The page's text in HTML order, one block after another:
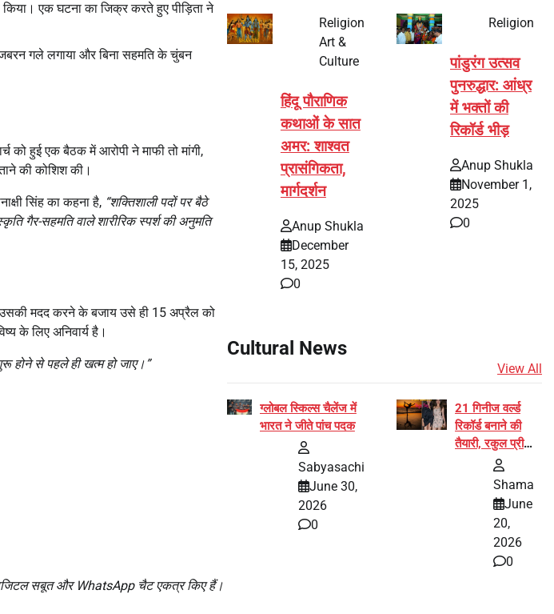
किया। एक घटना का जिक्र करते हुए पीड़िता ने
गले लगाया और बिना सहमति के चुंबन
को हुई एक बैठक में आरोपी ने माफी तो मांगी,
की कोशिश की।
सिंह का कहना है, “शक्तिशाली पदों पर बैठे
गैर-सहमति वाले शारीरिक स्पर्श की अनुमति
उसकी मदद करने के बजाय उसे ही 15 अप्रैल को
के लिए अनिवार्य है।
होने से पहले ही खत्म हो जाए।”
सबूत और WhatsApp चैट एकत्र किए हैं।
Religion
Art &
Culture
हिंदू पौराणिक
कथाओं के सात
अमर: शाश्वत
प्रासंगिकता,
मार्गदर्शन
Anup Shukla
December
15, 2025
0
Religion
पांडुरंग उत्सव
पुनरुद्धार: आंध्र
में भक्तों की
रिकॉर्ड भीड़
Anup Shukla
November 1,
2025
0
Cultural News
View All
ग्लोबल स्किल्स चैलेंज में
भारत ने जीते पांच पदक
Sabyasachi
June 30,
2026
0
21 गिनीज वर्ल्ड
रिकॉर्ड बनाने की
तैयारी, रकुल प्रीत
जायसवाल बनीं योग
अभियान का हिस्सा
Shama
June
20,
2026
0